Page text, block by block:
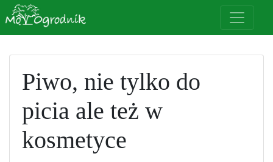
Piwo, nie tylko do
picia ale też w
kosmetyce